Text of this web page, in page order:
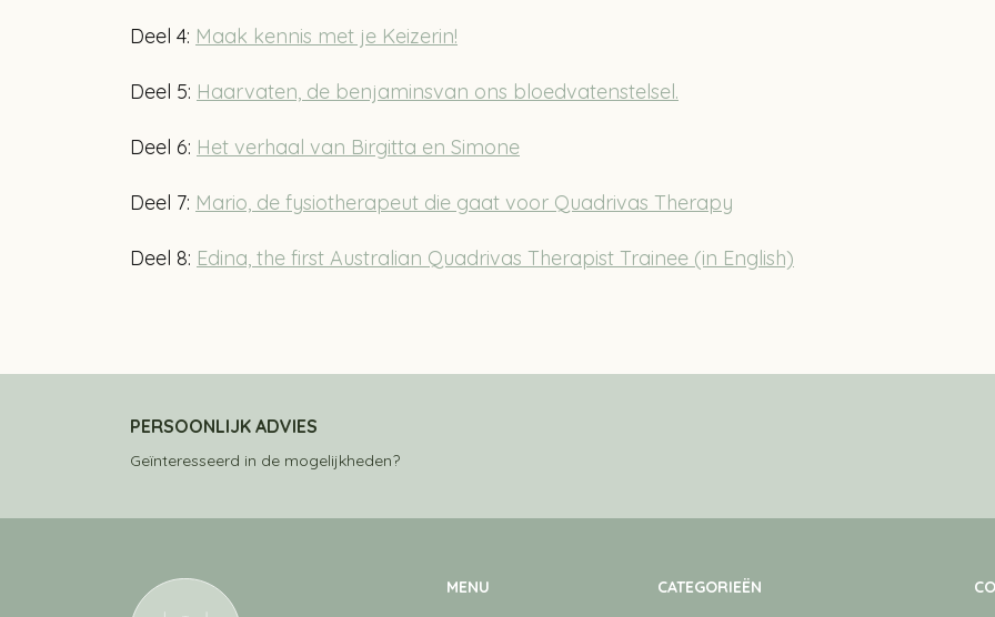
Deel 4: Maak kennis met je Keizerin!
Deel 5: Haarvaten, de benjaminsvan ons bloedvatenstelsel.
Deel 6: Het verhaal van Birgitta en Simone
Deel 7: Mario, de fysiotherapeut die gaat voor Quadrivas Therapy
Deel 8: Edina, the first Australian Quadrivas Therapist Trainee (in English)
PERSOONLIJK ADVIES
Geïnteresseerd in de mogelijkheden?
MENU
CATEGORIEËN